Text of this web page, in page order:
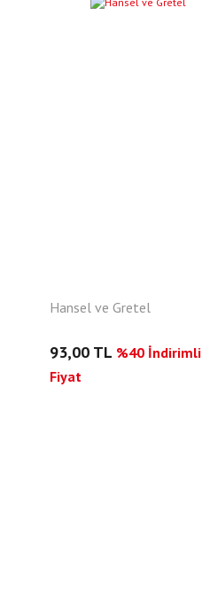
Hansel ve Gretel
93,00 TL %40 İndirimli
Fiyat